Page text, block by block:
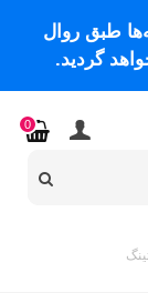
طبق روال
گردید.
0